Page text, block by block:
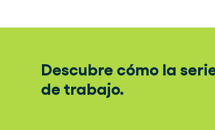
Descubre cómo la
de trabajo.